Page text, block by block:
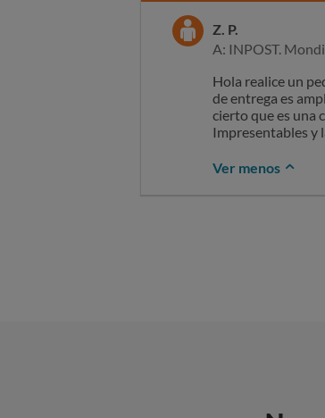
Z. P.
A: INPOST.
Hola realice un
de entrega es
cierto que es una
Impresentables y
Ver menos